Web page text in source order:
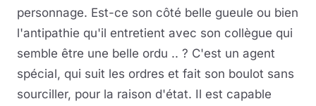
personnage. Est-ce son côté belle gueule ou bien
l'antipathie qu'il entretient avec son collègue qui
semble être une belle ordu .. ? C'est un agent
spécial, qui suit les ordres et fait son boulot sans
sourciller, pour la raison d'état. Il est capable